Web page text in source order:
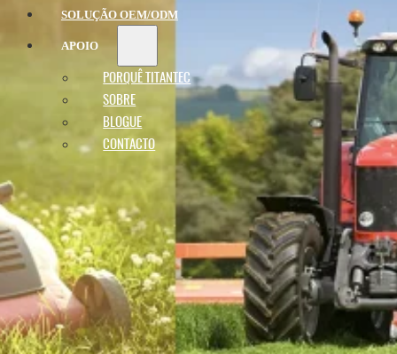
SOLUÇÃO OEM/ODM
APOIO
PORQUÊ TITANTEC
SOBRE
BLOGUE
CONTACTO